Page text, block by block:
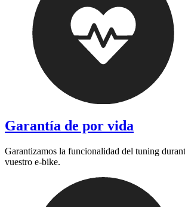
Garantía de por vida
Garantizamos la funcionalidad del tuning
vuestro e-bike.